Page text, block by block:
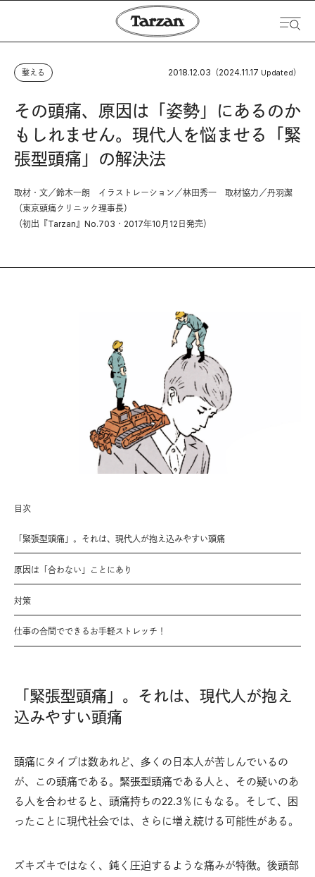
整える 2018.12.03 （2024.11.17 Updated）
その頭痛、原因は「姿勢」にあるのか
もしれません。現代人を悩ませる「緊
張型頭痛」の解決法
取材・文／鈴木一朗 イラストレーション／林田秀一 取材協力／丹羽潔
（東京頭痛クリニック理事長）
（初出『Tarzan』No.703・2017年10月12日発売）
目次
「緊張型頭痛」。それは、現代人が抱え込みやすい頭痛
原因は「合わない」ことにあり
対策
仕事の合間でできるお手軽ストレッチ！
「緊張型頭痛」。それは、現代人が抱え
込みやすい頭痛
頭痛にタイプは数あれど、多くの日本人が苦しんでいるの
が、この頭痛である。緊張型頭痛である人と、その疑いのあ
る人を合わせると、頭痛持ちの22.3％にもなる。そして、困
ったことに現代社会では、さらに増え続ける可能性がある。
ズキズキではなく、鈍く圧迫するような痛みが特徴。後頭部